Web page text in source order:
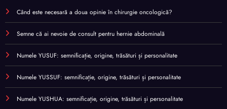
Când este necesară a doua opinie în chirurgie oncologică?
Semne că ai nevoie de consult pentru hernie abdominală
Numele YUSUF: semnificație, origine, trăsături și personalitate
Numele YUSSUF: semnificație, origine, trăsături și personalitate
Numele YUSHUA: semnificație, origine, trăsături și personalitate